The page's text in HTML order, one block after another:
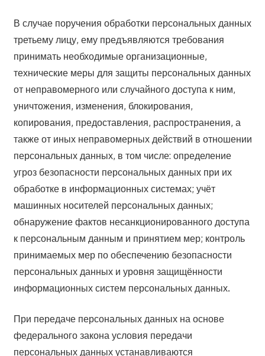
В случае поручения обработки персональных данных
третьему лицу, ему предъявляются требования
принимать необходимые организационные,
технические меры для защиты персональных данных
от неправомерного или случайного доступа к ним,
уничтожения, изменения, блокирования,
копирования, предоставления, распространения, а
также от иных неправомерных действий в отношении
персональных данных, в том числе: определение
угроз безопасности персональных данных при их
обработке в информационных системах; учёт
машинных носителей персональных данных;
обнаружение фактов несанкционированного доступа
к персональным данным и принятием мер; контроль
принимаемых мер по обеспечению безопасности
персональных данных и уровня защищённости
информационных систем персональных данных.
При передаче персональных данных на основе
федерального закона условия передачи
персональных данных устанавливаются